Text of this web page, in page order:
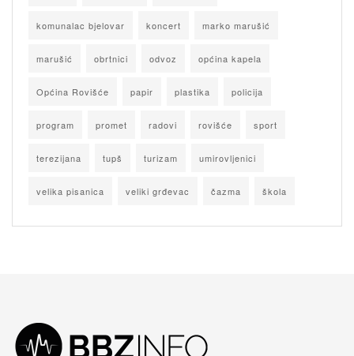
komunalac bjelovar koncert marko marušić
marušić obrtnici odvoz općina kapela
Općina Rovišće papir plastika policija
program promet radovi rovišće sport
terezijana tupš turizam umirovljenici
velika pisanica veliki grđevac čazma škola